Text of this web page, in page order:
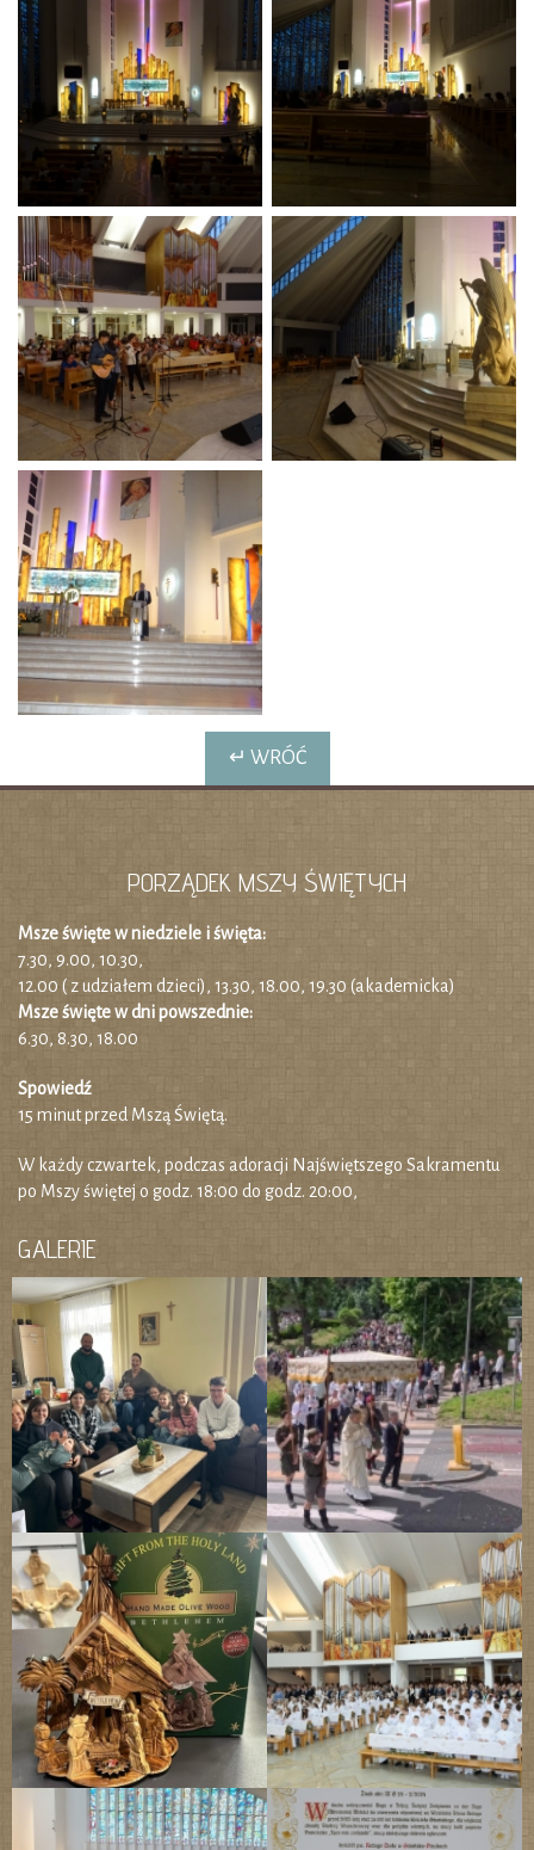
↵ WRÓĆ
PORZĄDEK MSZY ŚWIĘTYCH
Msze święte w niedziele i święta:
7.30, 9.00, 10.30,
12.00 ( z udziałem dzieci), 13.30, 18.00, 19.30 (akademicka)
Msze święte w dni powszednie:
6.30, 8.30, 18.00
Spowiedź
15 minut przed Mszą Świętą.
W każdy czwartek, podczas adoracji Najświętszego Sakramentu
po Mszy świętej o godz. 18:00 do godz. 20:00,
GALERIE